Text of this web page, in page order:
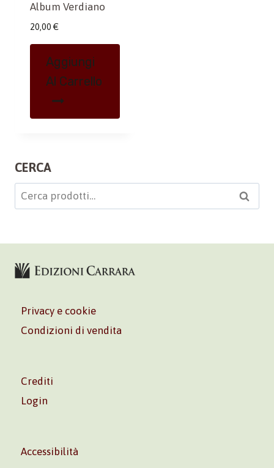
Album Verdiano
20,00 €
Aggiungi
Al Carrello
CERCA
Cerca: Cerca
Privacy e cookie
Condizioni di vendita
Crediti
Login
Accessibilità